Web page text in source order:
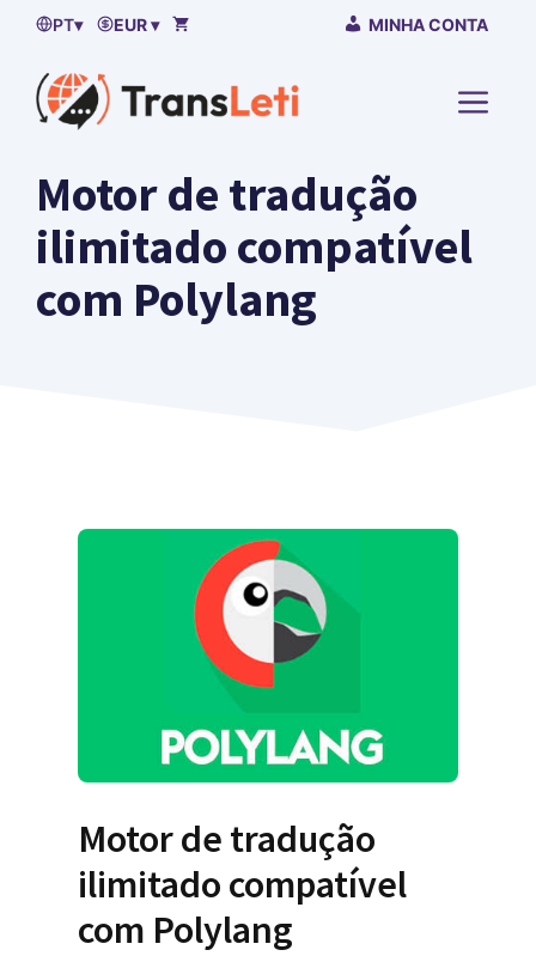
Saltar
conteúdo
PT▾ EUR ▾ MINHA CONTA
MENU
Motor de tradução
ilimitado compatível
com Polylang
Motor de tradução
ilimitado compatível
com Polylang